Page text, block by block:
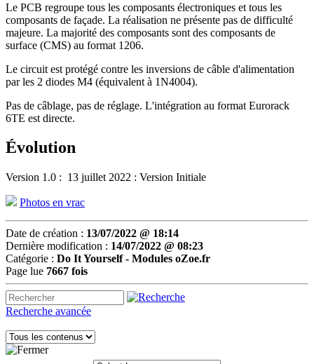
Le PCB regroupe tous les composants électroniques et tous les
composants de façade. La réalisation ne présente pas de difficulté
majeure. La majorité des composants sont des composants de
surface (CMS) au format 1206.
Le circuit est protégé contre les inversions de câble d'alimentation
par les 2 diodes M4 (équivalent à 1N4004).
Pas de câblage, pas de réglage. L'intégration au format Eurorack
6TE est directe.
Évolution
Version 1.0 : 13 juillet 2022 : Version Initiale
Photos en vrac
Date de création : 13/07/2022 @ 18:14
Dernière modification : 14/07/2022 @ 08:23
Catégorie : Do It Yourself - Modules oZoe.fr
Page lue 7667 fois
Recherche avancée